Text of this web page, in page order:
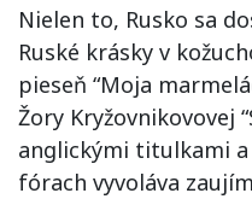
Nielen to, Rusko sa
Ruské krásky v
pieseň “Moja
Žory Kryžovnikovovej
anglickými titulkami
fórach vyvoláva